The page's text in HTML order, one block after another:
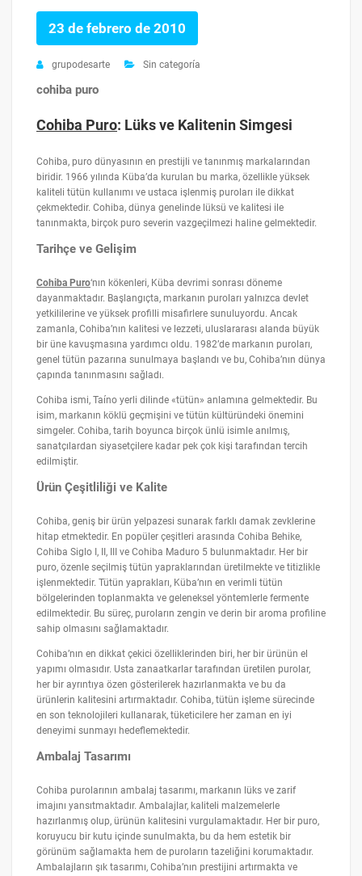
23 de febrero de 2010
grupodesarte Sin categoría
cohiba puro
Cohiba Puro: Lüks ve Kalitenin Simgesi
Cohiba, puro dünyasının en prestijli ve tanınmış markalarından
biridir. 1966 yılında Küba’da kurulan bu marka, özellikle yüksek
kaliteli tütün kullanımı ve ustaca işlenmiş puroları ile dikkat
çekmektedir. Cohiba, dünya genelinde lüksü ve kalitesi ile
tanınmakta, birçok puro severin vazgeçilmezi haline gelmektedir.
Tarihçe ve Gelişim
Cohiba Puro‘nın kökenleri, Küba devrimi sonrası döneme
dayanmaktadır. Başlangıçta, markanın puroları yalnızca devlet
yetkililerine ve yüksek profilli misafirlere sunuluyordu. Ancak
zamanla, Cohiba’nın kalitesi ve lezzeti, uluslararası alanda büyük
bir üne kavuşmasına yardımcı oldu. 1982’de markanın puroları,
genel tütün pazarına sunulmaya başlandı ve bu, Cohiba’nın dünya
çapında tanınmasını sağladı.
Cohiba ismi, Taíno yerli dilinde «tütün» anlamına gelmektedir. Bu
isim, markanın köklü geçmişini ve tütün kültüründeki önemini
simgeler. Cohiba, tarih boyunca birçok ünlü isimle anılmış,
sanatçılardan siyasetçilere kadar pek çok kişi tarafından tercih
edilmiştir.
Ürün Çeşitliliği ve Kalite
Cohiba, geniş bir ürün yelpazesi sunarak farklı damak zevklerine
hitap etmektedir. En popüler çeşitleri arasında Cohiba Behike,
Cohiba Siglo I, II, III ve Cohiba Maduro 5 bulunmaktadır. Her bir
puro, özenle seçilmiş tütün yapraklarından üretilmekte ve titizlikle
işlenmektedir. Tütün yaprakları, Küba’nın en verimli tütün
bölgelerinden toplanmakta ve geleneksel yöntemlerle fermente
edilmektedir. Bu süreç, puroların zengin ve derin bir aroma profiline
sahip olmasını sağlamaktadır.
Cohiba’nın en dikkat çekici özelliklerinden biri, her bir ürünün el
yapımı olmasıdır. Usta zanaatkarlar tarafından üretilen purolar,
her bir ayrıntıya özen gösterilerek hazırlanmakta ve bu da
ürünlerin kalitesini artırmaktadır. Cohiba, tütün işleme sürecinde
en son teknolojileri kullanarak, tüketicilere her zaman en iyi
deneyimi sunmayı hedeflemektedir.
Ambalaj Tasarımı
Cohiba purolarının ambalaj tasarımı, markanın lüks ve zarif
imajını yansıtmaktadır. Ambalajlar, kaliteli malzemelerle
hazırlanmış olup, ürünün kalitesini vurgulamaktadır. Her bir puro,
koruyucu bir kutu içinde sunulmakta, bu da hem estetik bir
görünüm sağlamakta hem de puroların tazeliğini korumaktadır.
Ambalajların şık tasarımı, Cohiba’nın prestijini artırmakta ve